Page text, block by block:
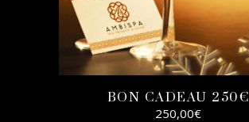
BON CADEAU 250€
250,00€